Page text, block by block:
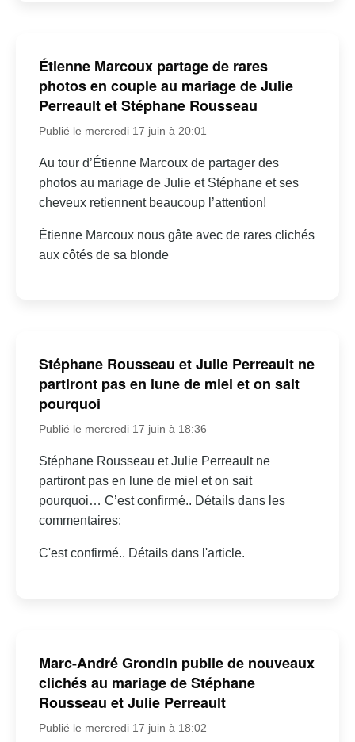
Étienne Marcoux partage de rares
photos en couple au mariage de Julie
Perreault et Stéphane Rousseau
Publié le mercredi 17 juin à 20:01
Au tour d’Étienne Marcoux de partager des
photos au mariage de Julie et Stéphane et ses
cheveux retiennent beaucoup l’attention!
Étienne Marcoux nous gâte avec de rares clichés
aux côtés de sa blonde
Stéphane Rousseau et Julie Perreault ne
partiront pas en lune de miel et on sait
pourquoi
Publié le mercredi 17 juin à 18:36
Stéphane Rousseau et Julie Perreault ne
partiront pas en lune de miel et on sait
pourquoi… C’est confirmé.. Détails dans les
commentaires:
C'est confirmé.. Détails dans l'article.
Marc-André Grondin publie de nouveaux
clichés au mariage de Stéphane
Rousseau et Julie Perreault
Publié le mercredi 17 juin à 18:02